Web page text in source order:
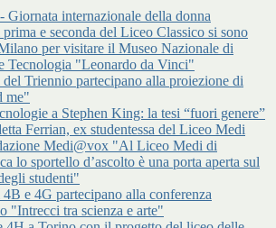
Giornata internazionale della donna
e seconda del Liceo Classico si sono
per visitare il Museo Nazionale di
Tecnologia "Leonardo da Vinci"
del Triennio partecipano alla proiezione di
me"
a Stephen King: la tesi “fuori genere”
Ferrian, ex studentessa del Liceo Medi
Medi@vox "Al Liceo Medi di
lo sportello d’ascolto è una porta aperta sul
studenti"
e 4G partecipano alla conferenza
"Intrecci tra scienza e arte"